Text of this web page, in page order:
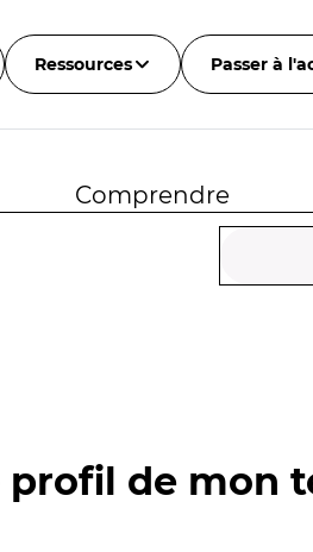
Ressources Passer à
Comprendre
profil de mon